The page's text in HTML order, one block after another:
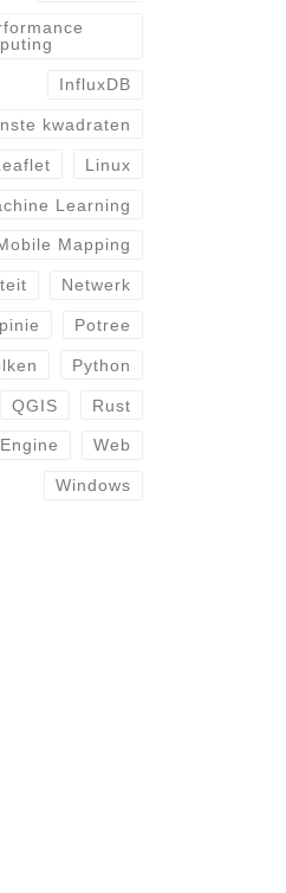
InfluxDB
kwadraten
Linux
Learning
Mapping
Netwerk
Potree
Python
QGIS Rust
Web
Windows